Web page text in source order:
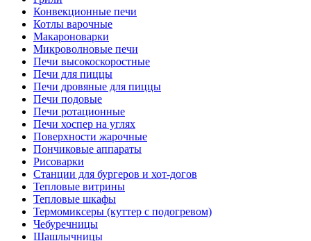
Конвекционные печи
Котлы варочные
Макароноварки
Микроволновые печи
Печи высокоскоростные
Печи для пиццы
Печи дровяные для пиццы
Печи подовые
Печи ротационные
Печи хоспер на углях
Поверхности жарочные
Пончиковые аппараты
Рисоварки
Станции для бургеров и хот-догов
Тепловые витрины
Тепловые шкафы
Термомиксеры (куттер с подогревом)
Чебуречницы
Шашлычницы